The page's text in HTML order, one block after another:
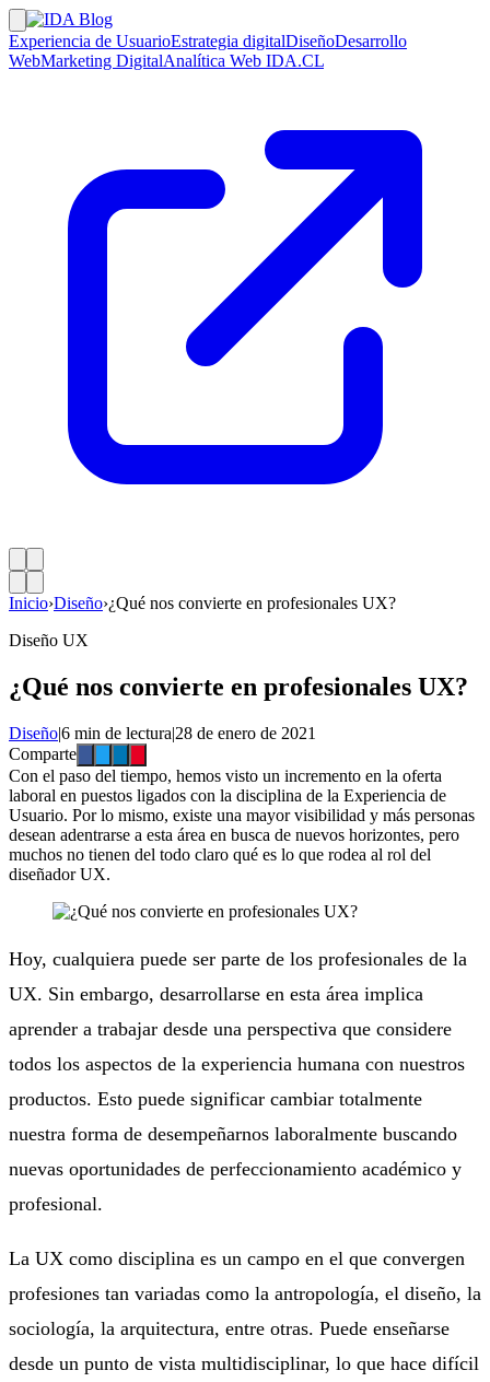
Experiencia de UsuarioEstrategia digitalDiseñoDesarrollo
WebMarketing DigitalAnalítica Web IDA.CL
Inicio›Diseño›¿Qué nos convierte en profesionales UX?
Diseño UX
¿Qué nos convierte en profesionales UX?
Diseño|6 min de lectura|28 de enero de 2021
Comparte
Con el paso del tiempo, hemos visto un incremento en la oferta
laboral en puestos ligados con la disciplina de la Experiencia de
Usuario. Por lo mismo, existe una mayor visibilidad y más personas
desean adentrarse a esta área en busca de nuevos horizontes, pero
muchos no tienen del todo claro qué es lo que rodea al rol del
diseñador UX.
Hoy, cualquiera puede ser parte de los profesionales de la
UX. Sin embargo, desarrollarse en esta área implica
aprender a trabajar desde una perspectiva que considere
todos los aspectos de la experiencia humana con nuestros
productos. Esto puede significar cambiar totalmente
nuestra forma de desempeñarnos laboralmente buscando
nuevas oportunidades de perfeccionamiento académico y
profesional.
La UX como disciplina es un campo en el que convergen
profesiones tan variadas como la antropología, el diseño, la
sociología, la arquitectura, entre otras. Puede enseñarse
desde un punto de vista multidisciplinar, lo que hace difícil